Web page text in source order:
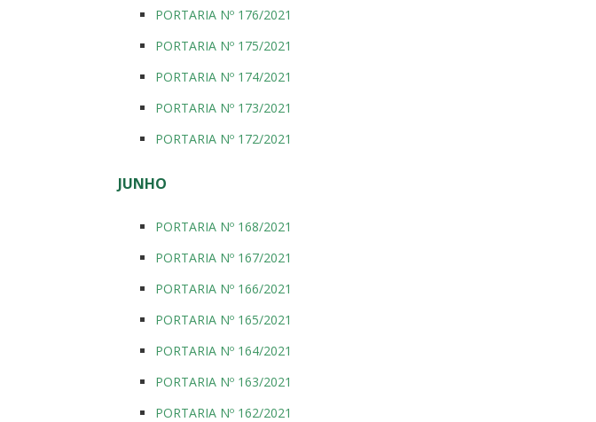
PORTARIA Nº 176/2021
PORTARIA Nº 175/2021
PORTARIA Nº 174/2021
PORTARIA Nº 173/2021
PORTARIA Nº 172/2021
JUNHO
PORTARIA Nº 168/2021
PORTARIA Nº 167/2021
PORTARIA Nº 166/2021
PORTARIA Nº 165/2021
PORTARIA Nº 164/2021
PORTARIA Nº 163/2021
PORTARIA Nº 162/2021